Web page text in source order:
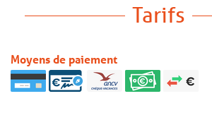
Tarifs
Moyens de paiement